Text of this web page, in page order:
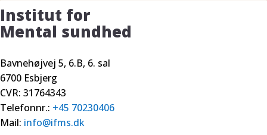
Institut for
Mental sundhed
Bavnehøjvej 5, 6.B, 6. sal
6700 Esbjerg
CVR: 31764343
Telefonnr.: +45 70230406
Mail: info@ifms.dk